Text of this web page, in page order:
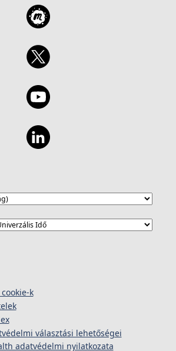
k
választási lehetőségei
adatvédelmi nyilatkozata